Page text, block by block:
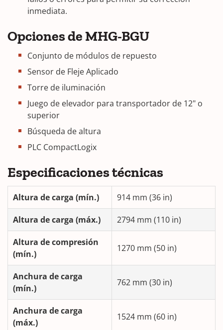
inmediata.
Opciones de MHG-BGU
Conjunto de módulos de repuesto
Sensor de Fleje Aplicado
Torre de iluminación
Juego de elevador para transportador de 12" o
superior
Búsqueda de altura
PLC CompactLogix
Especificaciones técnicas
Altura de carga (mín.) 914 mm (36 in)
Altura de carga (máx.) 2794 mm (110 in)
Altura de compresión
(mín.)
1270 mm (50 in)
Anchura de carga
(mín.)
762 mm (30 in)
Anchura de carga
(máx.)
1524 mm (60 in)